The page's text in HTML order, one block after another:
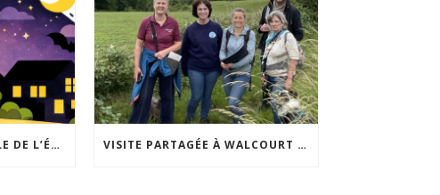
ACCEPTABILITÉ SOCIALE DE L’ÉCLAIRAGE NOCTURNE : LE REPLAY EST DISPONIBLE VISITE PARTAGÉE À WALCOURT : UNE DÉMARCHE PARTICIPATIVE ANIMÉE PAR ESPACE ENVIRONNEMENT